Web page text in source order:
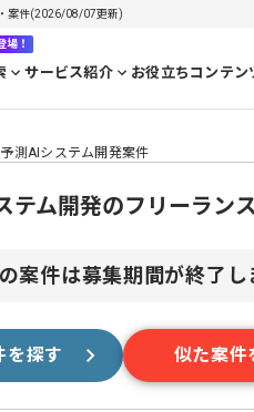
案件(2026/08/07更新)
場！
サービス紹介 お役立ちコンテン
測AIシステム開発案件
テム開発のフリーラン
案件は募集期間が終了し
を探す 似た案件